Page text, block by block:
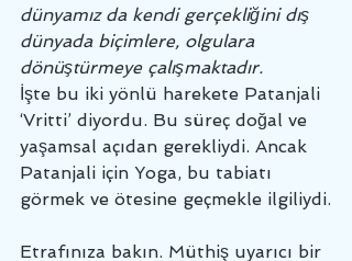
dünyamız da kendi gerçekliğini dış
dünyada biçimlere, olgulara
dönüştürmeye çalışmaktadır.
İşte bu iki yönlü harekete Patanjali
‘Vritti’ diyordu. Bu süreç doğal ve
yaşamsal açıdan gerekliydi. Ancak
Patanjali için Yoga, bu tabiatı
görmek ve ötesine geçmekle ilgiliydi.
Etrafınıza bakın. Müthiş uyarıcı bir